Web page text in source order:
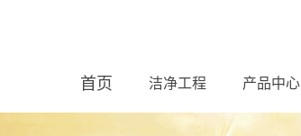
首页 洁净工程 产品中心